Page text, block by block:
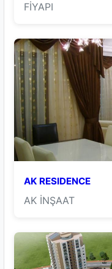
FİYAPI
AK RESIDENCE
AK İNŞAAT